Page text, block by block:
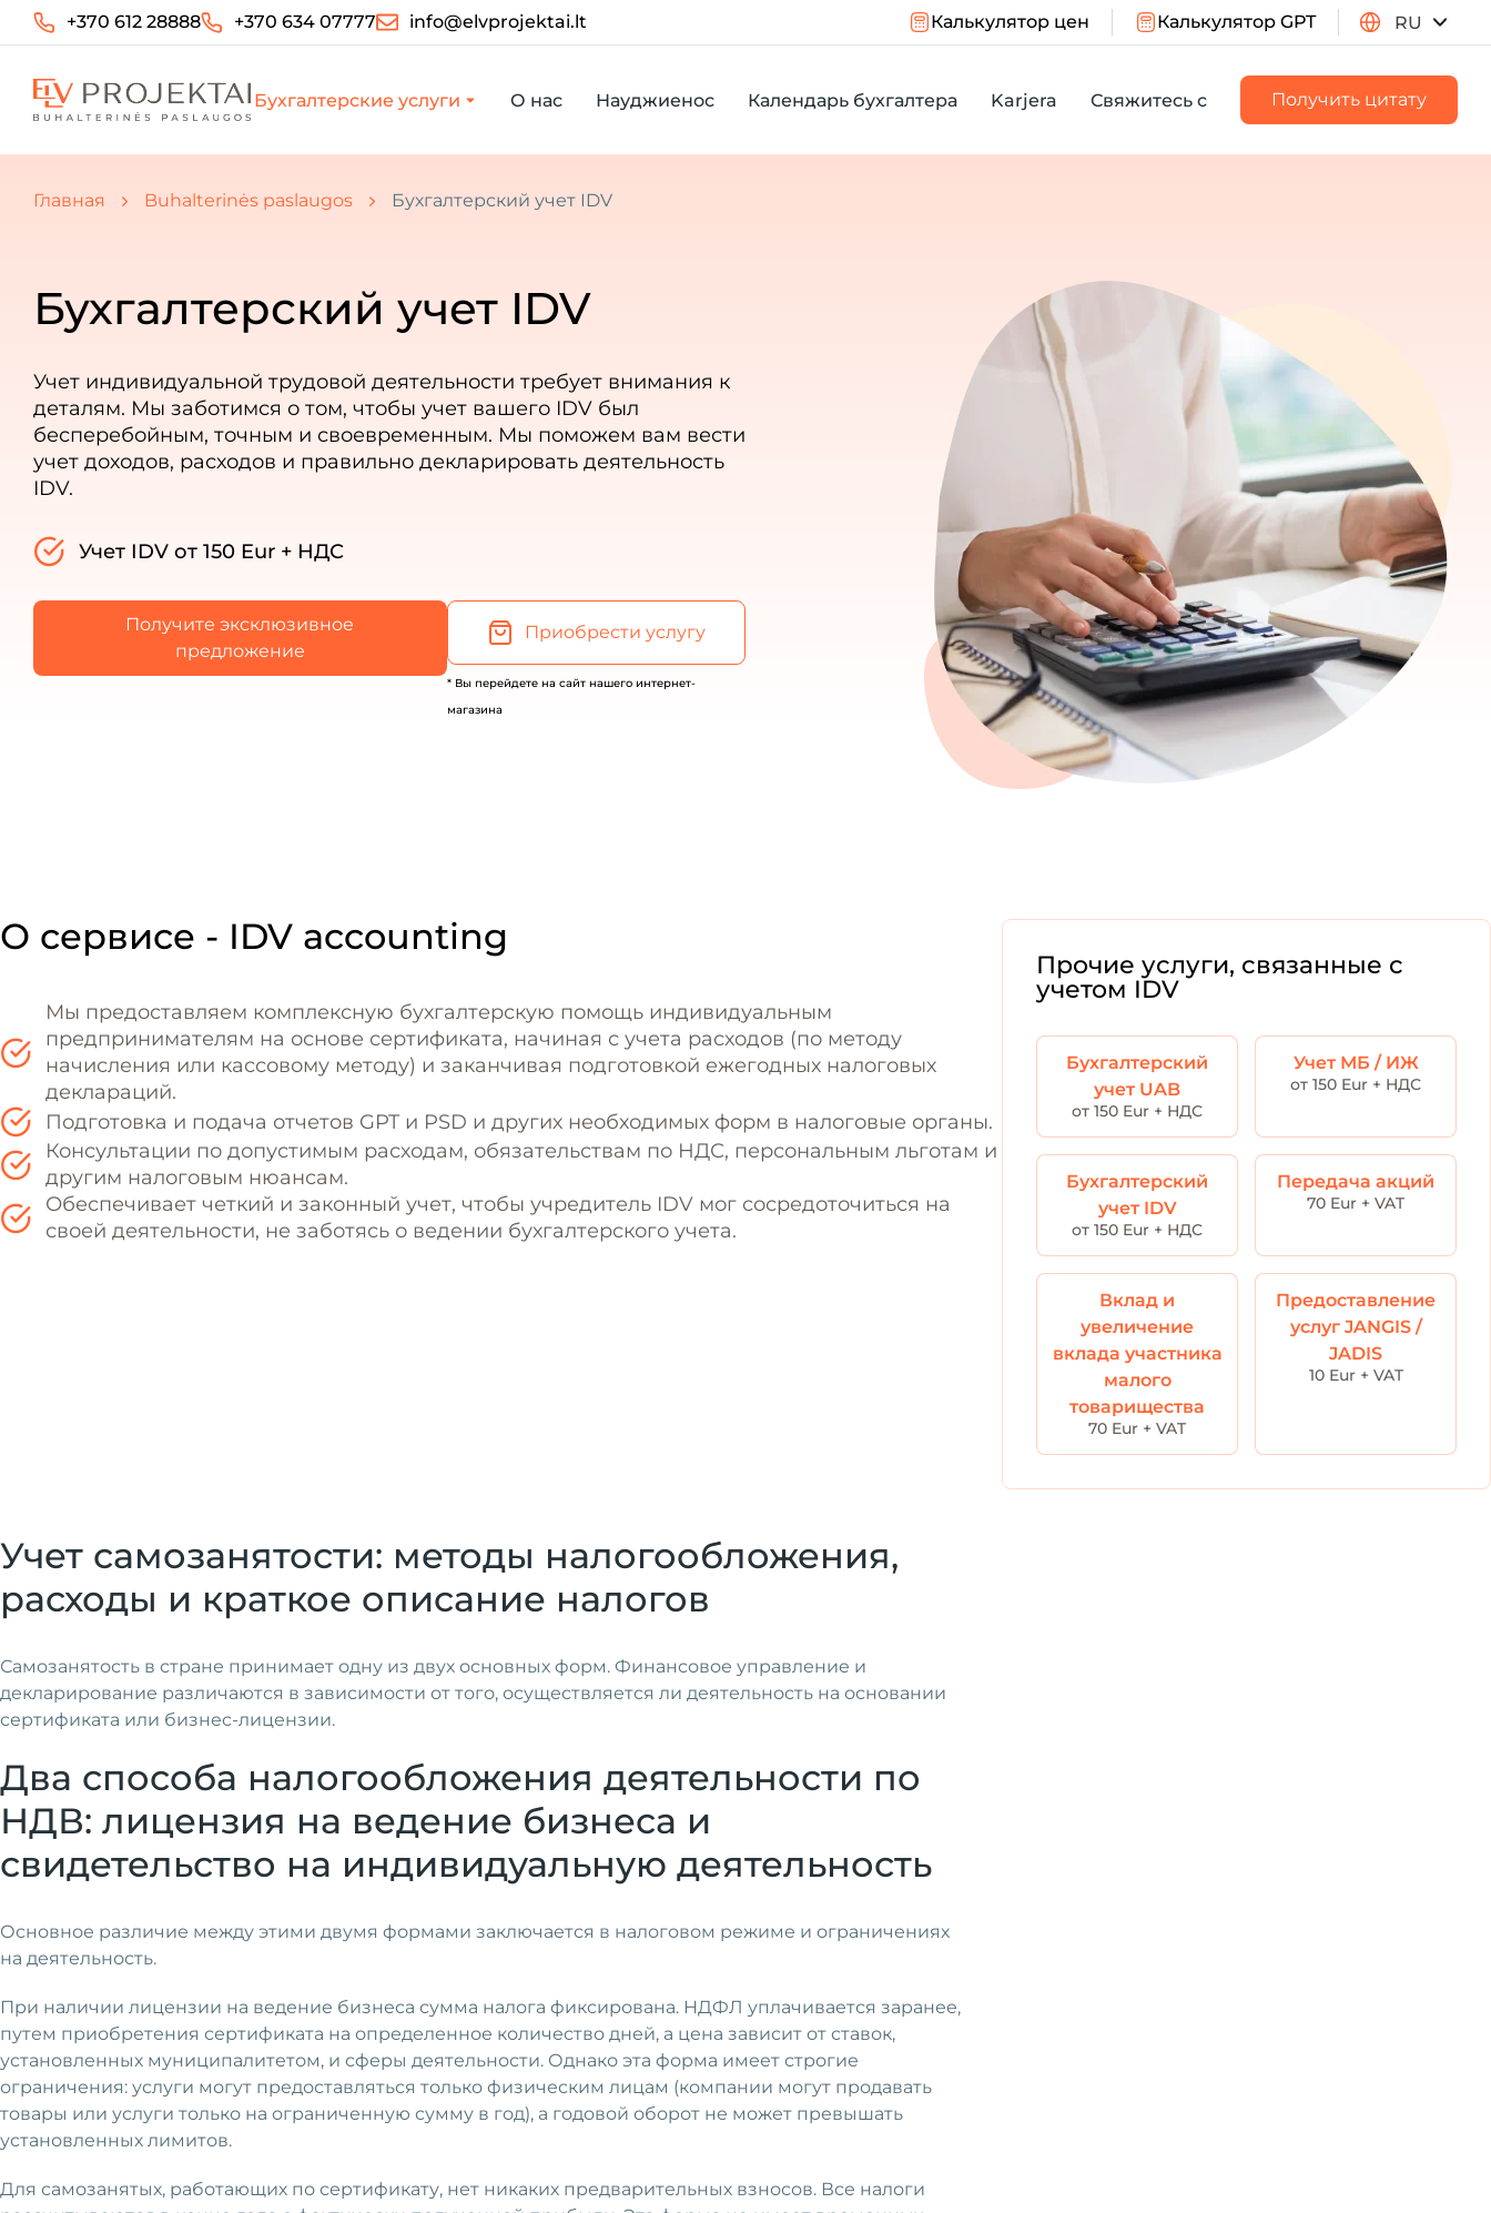
+370 612 28888 +370 634 07777 info@elvprojektai.lt Калькулятор цен Калькулятор GPT RU
Бухгалтерские услуги О нас Науджиенос Календарь бухгалтера Karjera Свяжитесь с Получить цитату
Вы здесь:
Главная Buhalterinės paslaugos Бухгалтерский учет IDV
Бухгалтерский учет IDV
Учет индивидуальной трудовой деятельности требует внимания к
деталям. Мы заботимся о том, чтобы учет вашего IDV был
бесперебойным, точным и своевременным. Мы поможем вам вести
учет доходов, расходов и правильно декларировать деятельность
IDV.
Учет IDV от 150 Eur + НДС
Получите эксклюзивное
предложение
Приобрести услугу
* Вы перейдете на сайт нашего интернет-
магазина
О сервисе - IDV accounting
Мы предоставляем комплексную бухгалтерскую помощь индивидуальным
предпринимателям на основе сертификата, начиная с учета расходов (по методу
начисления или кассовому методу) и заканчивая подготовкой ежегодных налоговых
деклараций.
Подготовка и подача отчетов GPT и PSD и других необходимых форм в налоговые органы.
Консультации по допустимым расходам, обязательствам по НДС, персональным льготам и
другим налоговым нюансам.
Обеспечивает четкий и законный учет, чтобы учредитель IDV мог сосредоточиться на
своей деятельности, не заботясь о ведении бухгалтерского учета.
Прочие услуги, связанные с
учетом IDV
Бухгалтерский
учет UAB
от 150 Eur + НДС
Учет МБ / ИЖ
от 150 Eur + НДС
Бухгалтерский
учет IDV
от 150 Eur + НДС
Передача акций
70 Eur + VAT
Вклад и
увеличение
вклада участника
малого
товарищества
70 Eur + VAT
Предоставление
услуг JANGIS /
JADIS
10 Eur + VAT
Учет самозанятости: методы налогообложения,
расходы и краткое описание налогов
Самозанятость в стране принимает одну из двух основных форм. Финансовое управление и
декларирование различаются в зависимости от того, осуществляется ли деятельность на основании
сертификата или бизнес-лицензии.
Два способа налогообложения деятельности по
НДВ: лицензия на ведение бизнеса и
свидетельство на индивидуальную деятельность
Основное различие между этими двумя формами заключается в налоговом режиме и ограничениях
на деятельность.
При наличии лицензии на ведение бизнеса сумма налога фиксирована. НДФЛ уплачивается заранее,
путем приобретения сертификата на определенное количество дней, а цена зависит от ставок,
установленных муниципалитетом, и сферы деятельности. Однако эта форма имеет строгие
ограничения: услуги могут предоставляться только физическим лицам (компании могут продавать
товары или услуги только на ограниченную сумму в год), а годовой оборот не может превышать
установленных лимитов.
Для самозанятых, работающих по сертификату, нет никаких предварительных взносов. Все налоги